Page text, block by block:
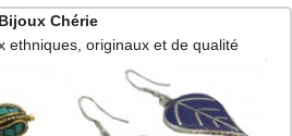
Bijoux Chérie
ethniques, originaux et de qualité